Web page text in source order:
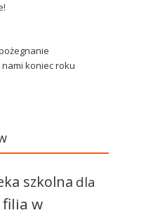
koniec roku
szkolna dla
filia w